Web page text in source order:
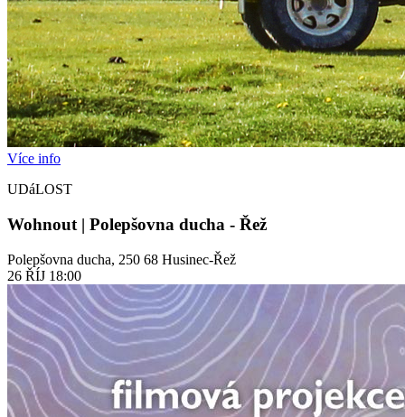
Více info
UDáLOST
Wohnout | Polepšovna ducha - Řež
Polepšovna ducha, 250 68 Husinec-Řež
26 ŘÍJ 18:00